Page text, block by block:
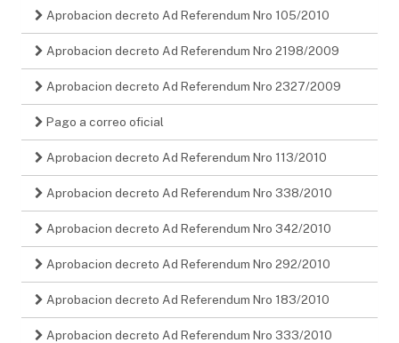
Aprobacion decreto Ad Referendum Nro 105/2010
Aprobacion decreto Ad Referendum Nro 2198/2009
Aprobacion decreto Ad Referendum Nro 2327/2009
Pago a correo oficial
Aprobacion decreto Ad Referendum Nro 113/2010
Aprobacion decreto Ad Referendum Nro 338/2010
Aprobacion decreto Ad Referendum Nro 342/2010
Aprobacion decreto Ad Referendum Nro 292/2010
Aprobacion decreto Ad Referendum Nro 183/2010
Aprobacion decreto Ad Referendum Nro 333/2010